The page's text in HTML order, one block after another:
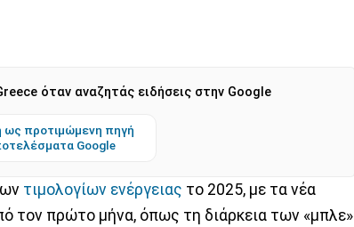
όταν αναζητάς ειδήσεις στην Google
ως προτιμώμενη πηγή
Google
τιμολογίων ενέργειας το 2025, με τα νέα
τον πρώτο μήνα, όπως τη διάρκεια των «μπλε»